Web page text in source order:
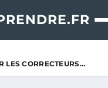
LES CORRECTEURS…